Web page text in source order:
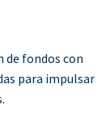
de fondos con
para impulsar